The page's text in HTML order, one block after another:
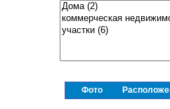
Фото